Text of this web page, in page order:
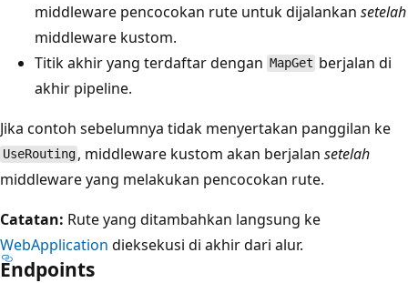
middleware pencocokan rute untuk dijalankan setelah
middleware kustom.
Titik akhir yang terdaftar dengan MapGet berjalan di
akhir pipeline.
Jika contoh sebelumnya tidak menyertakan panggilan ke
UseRouting , middleware kustom akan berjalansetelah
middleware yang melakukan pencocokan rute.
Catatan: Rute yang ditambahkan langsung ke
WebApplication dieksekusi di akhir dari alur.
Endpoints